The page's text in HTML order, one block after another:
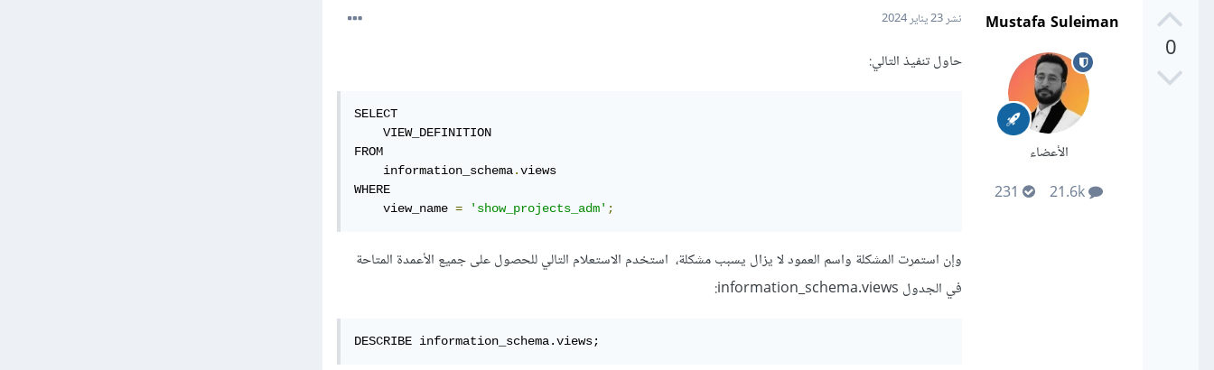
0
Mustafa Suleiman
الأعضاء
نشر23 يناير 2024
حاول تنفيذ التالي:
SELECT
    VIEW_DEFINITION
FROM
    information_schema
.views
WHERE
    view_name
= 'show_projects_adm' ;
وإن استمرت المشكلة واسم العمود لا يزال يسبب مشكلة، استخدم الاستعلام التالي للحصول على جميع الأعمدة المتاحة
في الجدول information_schema.views:
DESCRIBE information_schema.views;